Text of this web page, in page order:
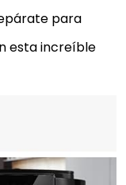
para
esta increíble